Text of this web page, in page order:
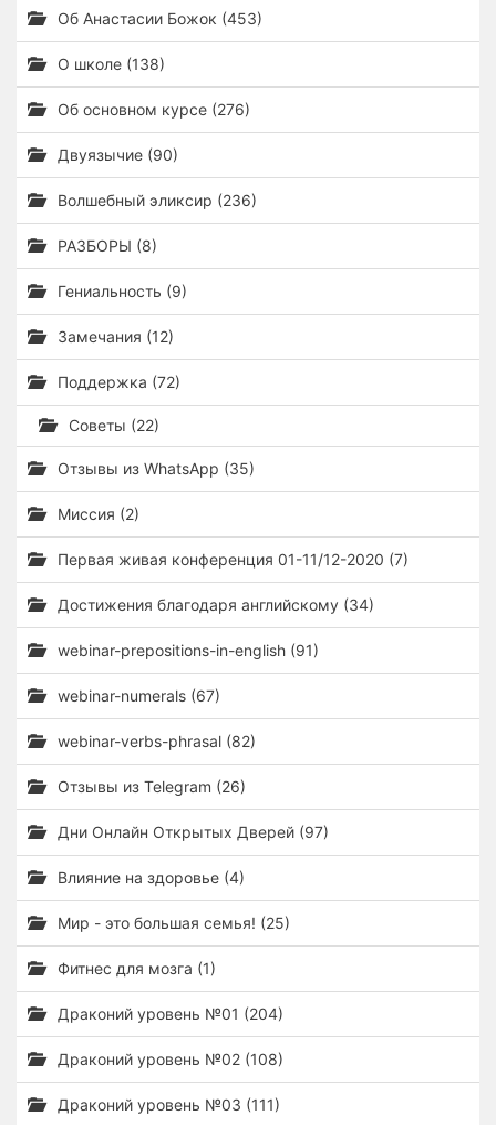
Об Анастасии Божок (453)
О школе (138)
Об основном курсе (276)
Двуязычие (90)
Волшебный эликсир (236)
РАЗБОРЫ (8)
Гениальность (9)
Замечания (12)
Поддержка (72)
Советы (22)
Отзывы из WhatsApp (35)
Миссия (2)
Первая живая конференция 01-11/12-2020 (7)
Достижения благодаря английскому (34)
webinar-prepositions-in-english (91)
webinar-numerals (67)
webinar-verbs-phrasal (82)
Отзывы из Telegram (26)
Дни Онлайн Открытых Дверей (97)
Влияние на здоровье (4)
Мир - это большая семья! (25)
Фитнес для мозга (1)
Драконий уровень №01 (204)
Драконий уровень №02 (108)
Драконий уровень №03 (111)